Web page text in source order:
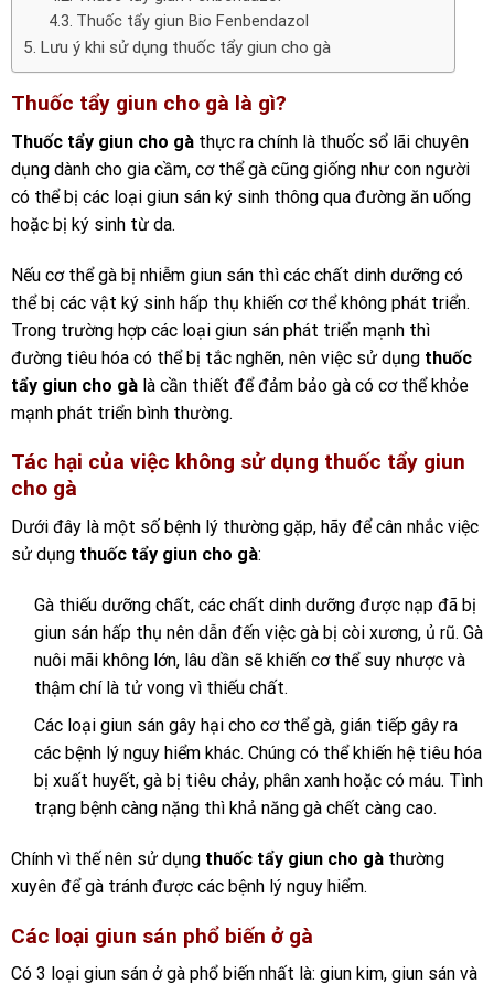
Thuốc tẩy giun Bio Fenbendazol
Lưu ý khi sử dụng thuốc tẩy giun cho gà
Thuốc tẩy giun cho gà là gì?
Thuốc tẩy giun cho gà thực ra chính là thuốc sổ lãi chuyên
dụng dành cho gia cầm, cơ thể gà cũng giống như con người
có thể bị các loại giun sán ký sinh thông qua đường ăn uống
hoặc bị ký sinh từ da.
Nếu cơ thể gà bị nhiễm giun sán thì các chất dinh dưỡng có
thể bị các vật ký sinh hấp thụ khiến cơ thể không phát triển.
Trong trường hợp các loại giun sán phát triển mạnh thì
đường tiêu hóa có thể bị tắc nghẽn, nên việc sử dụng thuốc
tẩy giun cho gà là cần thiết để đảm bảo gà có cơ thể khỏe
mạnh phát triển bình thường.
Tác hại của việc không sử dụng thuốc tẩy giun
cho gà
Dưới đây là một số bệnh lý thường gặp, hãy để cân nhắc việc
sử dụng thuốc tẩy giun cho gà:
Gà thiếu dưỡng chất, các chất dinh dưỡng được nạp đã bị
giun sán hấp thụ nên dẫn đến việc gà bị còi xương, ủ rũ. Gà
nuôi mãi không lớn, lâu dần sẽ khiến cơ thể suy nhược và
thậm chí là tử vong vì thiếu chất.
Các loại giun sán gây hại cho cơ thể gà, gián tiếp gây ra
các bệnh lý nguy hiểm khác. Chúng có thể khiến hệ tiêu hóa
bị xuất huyết, gà bị tiêu chảy, phân xanh hoặc có máu. Tình
trạng bệnh càng nặng thì khả năng gà chết càng cao.
Chính vì thế nên sử dụng thuốc tẩy giun cho gà thường
xuyên để gà tránh được các bệnh lý nguy hiểm.
Các loại giun sán phổ biến ở gà
Có 3 loại giun sán ở gà phổ biến nhất là: giun kim, giun sán và